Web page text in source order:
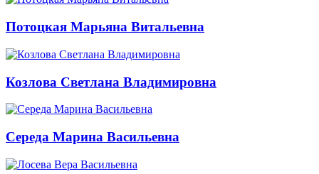
Потоцкая Марьяна Витальевна
Козлова Светлана Владимировна
Середа Марина Васильевна